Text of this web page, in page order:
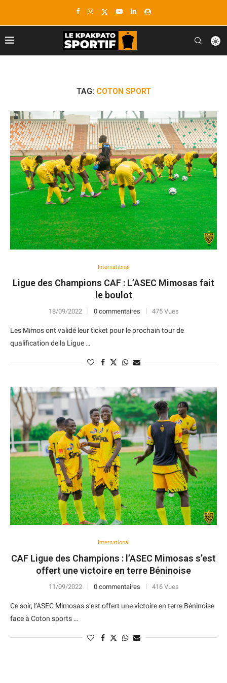
TAG: COTON SPORT
International
Ligue des Champions CAF : L’ASEC Mimosas fait
le boulot
18/09/2022 0 commentaires 475 Vues
Les Mimos ont validé leur ticket pour le prochain tour de
qualification de la Ligue …
International
CAF Ligue des Champions : l’ASEC Mimosas s’est
offert une victoire en terre Béninoise
11/09/2022 0 commentaires 416 Vues
Ce soir, l’ASEC Mimosas s’est offert une victoire en terre Béninoise
face à Coton sports …